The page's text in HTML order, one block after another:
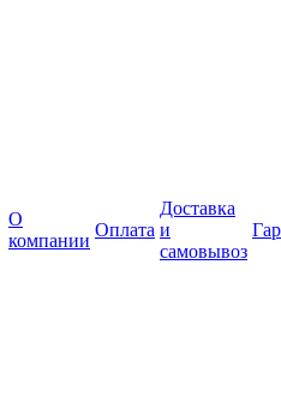
О
компании
Оплата
Доставка
и
самовывоз